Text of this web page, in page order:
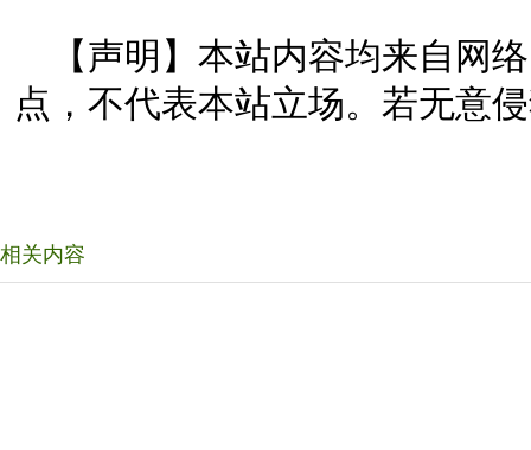
【声明】本站内容均来自网
点，不代表本站立场。若无意
相关内容